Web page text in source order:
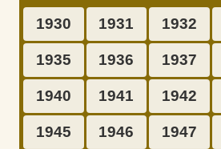
1930 1931 1932
1935 1936 1937
1940 1941 1942
1945 1946 1947